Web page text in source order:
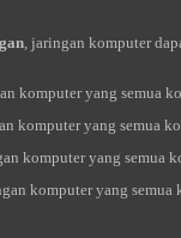
, jaringan komputer
komputer yang semua
komputer yang semua
komputer yang semua
komputer yang semua